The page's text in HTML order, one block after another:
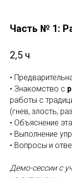
Часть № 1:
2,5 ч
•
• Знакомство с
работы с
(гнев, злость,
• Объяснение
• Выполнение
• Вопросы и
Демо-сессии с